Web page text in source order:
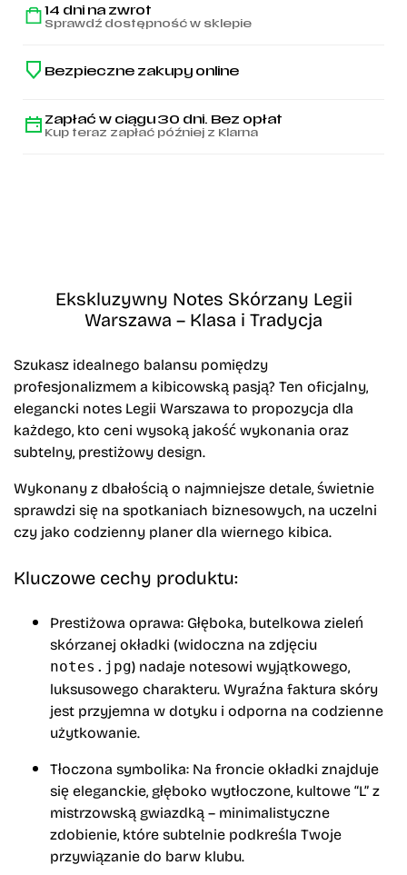
14 dni na zwrot
Sprawdź dostępność w sklepie
Bezpieczne zakupy online
Zapłać w ciągu 30 dni. Bez opłat
Kup teraz zapłać później z Klarna
Ekskluzywny Notes Skórzany Legii
Warszawa – Klasa i Tradycja
Szukasz idealnego balansu pomiędzy
profesjonalizmem a kibicowską pasją? Ten oficjalny,
elegancki notes Legii Warszawa to propozycja dla
każdego, kto ceni wysoką jakość wykonania oraz
subtelny, prestiżowy design.
Wykonany z dbałością o najmniejsze detale, świetnie
sprawdzi się na spotkaniach biznesowych, na uczelni
czy jako codzienny planer dla wiernego kibica.
Kluczowe cechy produktu:
Prestiżowa oprawa: Głęboka, butelkowa zieleń
skórzanej okładki (widoczna na zdjęciu
notes.jpg) nadaje notesowi wyjątkowego,
luksusowego charakteru. Wyraźna faktura skóry
jest przyjemna w dotyku i odporna na codzienne
użytkowanie.
Tłoczona symbolika: Na froncie okładki znajduje
się eleganckie, głęboko wytłoczone, kultowe “L” z
mistrzowską gwiazdką – minimalistyczne
zdobienie, które subtelnie podkreśla Twoje
przywiązanie do barw klubu.